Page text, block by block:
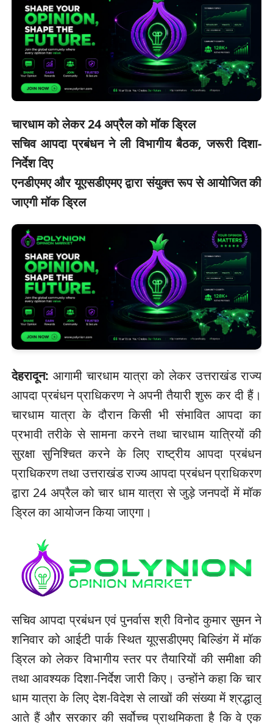
चारधाम को लेकर 24 अप्रैल को मॉक ड्रिल
सचिव आपदा प्रबंधन ने ली विभागीय बैठक, जरूरी दिशा-
निर्देश दिए
एनडीएमए और यूएसडीएमए द्वारा संयुक्त रूप से आयोजित की
जाएगी मॉक ड्रिल
देहरादून: आगामी चारधाम यात्रा को लेकर उत्तराखंड राज्य
आपदा प्रबंधन प्राधिकरण ने अपनी तैयारी शुरू कर दी हैं।
चारधाम यात्रा के दौरान किसी भी संभावित आपदा का
प्रभावी तरीके से सामना करने तथा चारधाम यात्रियों की
सुरक्षा सुनिश्चित करने के लिए राष्ट्रीय आपदा प्रबंधन
प्राधिकरण तथा उत्तराखंड राज्य आपदा प्रबंधन प्राधिकरण
द्वारा 24 अप्रैल को चार धाम यात्रा से जुड़े जनपदों में मॉक
ड्रिल का आयोजन किया जाएगा।
सचिव आपदा प्रबंधन एवं पुनर्वास श्री विनोद कुमार सुमन ने
शनिवार को आईटी पार्क स्थित यूएसडीएमए बिल्डिंग में मॉक
ड्रिल को लेकर विभागीय स्तर पर तैयारियों की समीक्षा की
तथा आवश्यक दिशा-निर्देश जारी किए। उन्होंने कहा कि चार
धाम यात्रा के लिए देश-विदेश से लाखों की संख्या में श्रद्धालु
आते हैं और सरकार की सर्वोच्च प्राथमिकता है कि वे एक